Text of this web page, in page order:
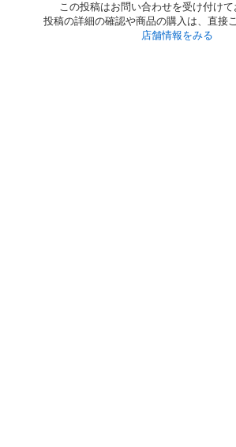
この投稿はお問い合わせを受け付けて
投稿の詳細の確認や商品の購入は、直接
店舗情報をみる